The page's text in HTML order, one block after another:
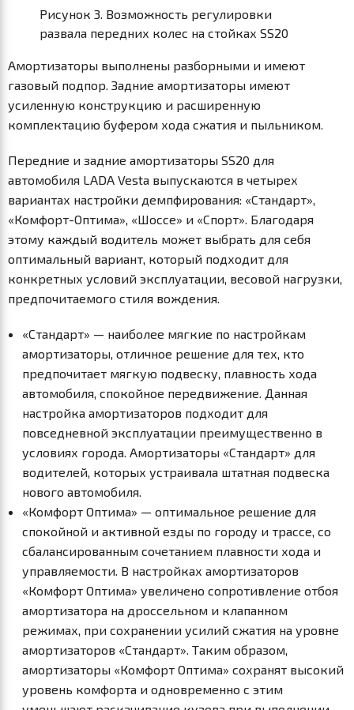
Рисунок 3. Возможность регулировки
развала передних колес на стойках SS20
Амортизаторы выполнены разборными и имеют
газовый подпор. Задние амортизаторы имеют
усиленную конструкцию и расширенную
комплектацию буфером хода сжатия и пыльником.
Передние и задние амортизаторы SS20 для
автомобиля LADA Vesta выпускаются в четырех
вариантах настройки демпфирования: «Стандарт»,
«Комфорт-Оптима», «Шоссе» и «Спорт». Благодаря
этому каждый водитель может выбрать для себя
оптимальный вариант, который подходит для
конкретных условий эксплуатации, весовой нагрузки,
предпочитаемого стиля вождения.
«Стандарт» — наиболее мягкие по настройкам
амортизаторы, отличное решение для тех, кто
предпочитает мягкую подвеску, плавность хода
автомобиля, спокойное передвижение. Данная
настройка амортизаторов подходит для
повседневной эксплуатации преимущественно в
условиях города. Амортизаторы «Стандарт» для
водителей, которых устраивала штатная подвеска
нового автомобиля.
«Комфорт Оптима» — оптимальное решение для
спокойной и активной езды по городу и трассе, со
сбалансированным сочетанием плавности хода и
управляемости. В настройках амортизаторов
«Комфорт Оптима» увеличено сопротивление отбоя
амортизатора на дроссельном и клапанном
режимах, при сохранении усилий сжатия на уровне
амортизаторов «Стандарт». Таким образом,
амортизаторы «Комфорт Оптима» сохранят высокий
уровень комфорта и одновременно с этим